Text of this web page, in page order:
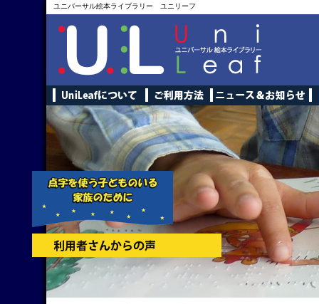
ユニバーサル絵本ライブラリー ユニリーフ